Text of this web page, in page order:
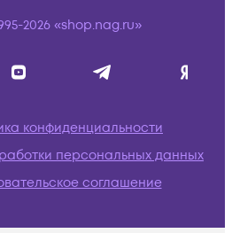
2026 «shop.nag.ru»
конфиденциальности
персональных данных
соглашение